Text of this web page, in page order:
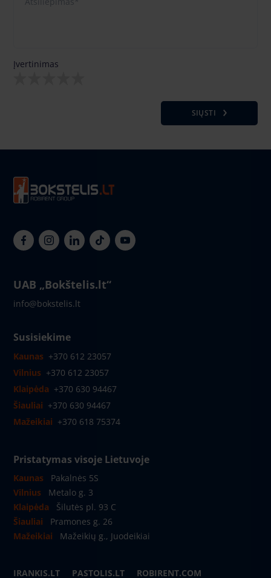
Įvertinimas
SIŲSTI
UAB „Bokštelis.lt“
info@bokstelis.lt
Susisiekime
Kaunas +370 612 23057
Vilnius +370 612 23057
Klaipėda +370 630 94467
Šiauliai +370 630 94467
Mažeikiai +370 618 75374
Pristatymas visoje Lietuvoje
Kaunas
Pakalnės 5S
Vilnius
Metalo g. 3
Klaipėda
Šilutės pl. 93 C
Šiauliai
Pramones g. 26
Mažeikiai
Mažeikių g., Juodeikiai
IRANKIS.LT PASTOLIS.LT ROBIRENT.COM